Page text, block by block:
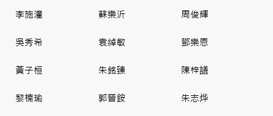
李施潼 蘇樂沂 周俊輝
吳秀希 袁綽敏 鄧樂恩
黃子桓 朱銘臻 陳梓𧬆
黎楠瑜 郭晉銨 朱志烨